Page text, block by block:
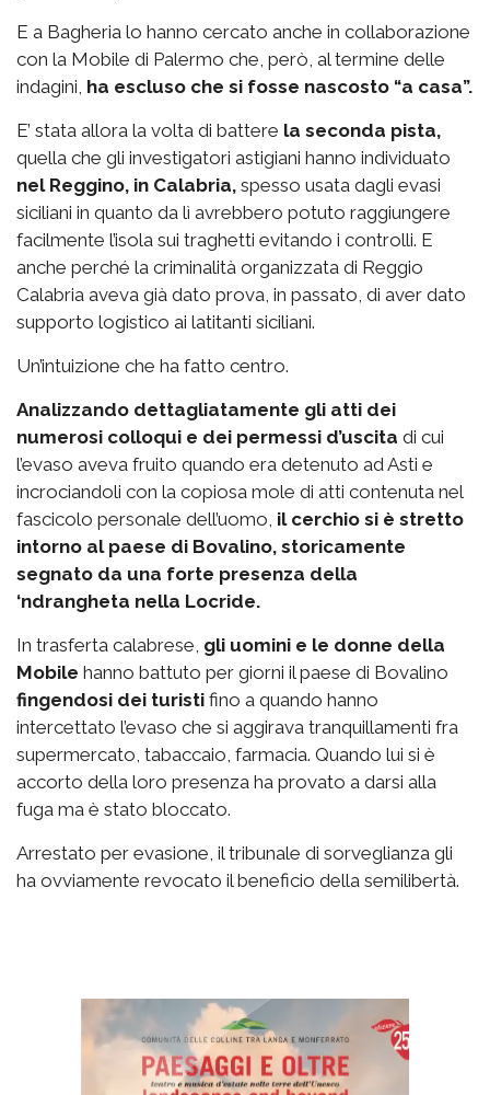
E a Bagheria lo hanno cercato anche in collaborazione
con la Mobile di Palermo che, però, al termine delle
indagini, ha escluso che si fosse nascosto “a casa”.
E’ stata allora la volta di battere la seconda pista,
quella che gli investigatori astigiani hanno individuato
nel Reggino, in Calabria, spesso usata dagli evasi
siciliani in quanto da lì avrebbero potuto raggiungere
facilmente l’isola sui traghetti evitando i controlli. E
anche perché la criminalità organizzata di Reggio
Calabria aveva già dato prova, in passato, di aver dato
supporto logistico ai latitanti siciliani.
Un’intuizione che ha fatto centro.
Analizzando dettagliatamente gli atti dei
numerosi colloqui e dei permessi d’uscita di cui
l’evaso aveva fruito quando era detenuto ad Asti e
incrociandoli con la copiosa mole di atti contenuta nel
fascicolo personale dell’uomo, il cerchio si è stretto
intorno al paese di Bovalino, storicamente
segnato da una forte presenza della
‘ndrangheta nella Locride.
In trasferta calabrese, gli uomini e le donne della
Mobile hanno battuto per giorni il paese di Bovalino
fingendosi dei turisti fino a quando hanno
intercettato l’evaso che si aggirava tranquillamenti fra
supermercato, tabaccaio, farmacia. Quando lui si è
accorto della loro presenza ha provato a darsi alla
fuga ma è stato bloccato.
Arrestato per evasione, il tribunale di sorveglianza gli
ha ovviamente revocato il beneficio della semilibertà.